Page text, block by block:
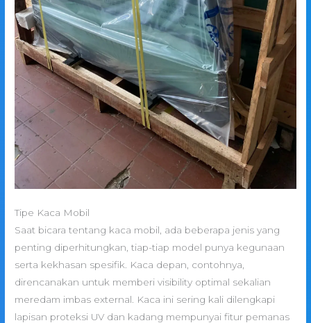
Tipe Kaca Mobil
Saat bicara tentang kaca mobil, ada beberapa jenis yang
penting diperhitungkan, tiap-tiap model punya kegunaan
serta kekhasan spesifik. Kaca depan, contohnya,
direncanakan untuk memberi visibility optimal sekalian
meredam imbas external. Kaca ini sering kali dilengkapi
lapisan proteksi UV dan kadang mempunyai fitur pemanas